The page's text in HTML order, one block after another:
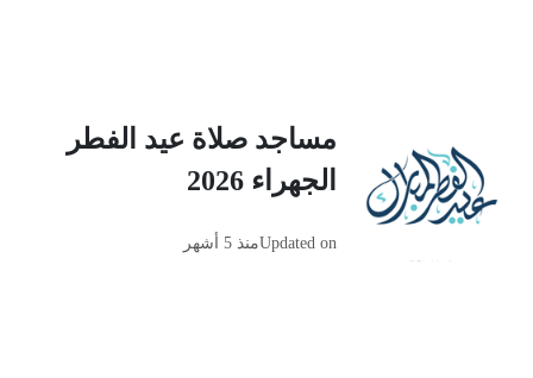
مساجد صلاة عيد الفطر
الجهراء 2026
Updated onمنذ 5 أشهر